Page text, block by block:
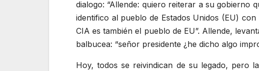
dialogo: Allende: quiero reiterar a su gobierno
identifico al pueblo de Estados Unidos (EU)
CIA es también el pueblo de EU . Allende,
balbucea:
señor presidente ¿he dicho algo
Hoy, todos se reivindican de su legado, pero